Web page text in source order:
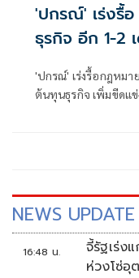
'ปกรณ์' เร่งรื้
ธุรกิจ อีก 1-2
'ปกรณ์' เร่งรื้อกฎหมา
ต้นทุนธุรกิจ เพิ่มขีดแ
NEWS UPDATE
16:48 น.
จี้รัฐเร่ง
ห่วงโซ่อุ